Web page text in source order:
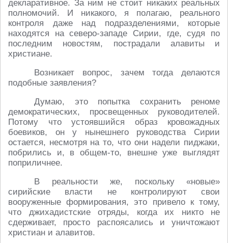
декларативное. За ним не стоит никаких реальных
полномочий. И никакого, я полагаю, реального
контроля даже над подразделениями, которые
находятся на северо-западе Сирии, где, судя по
последним новостям, пострадали алавиты и
христиане.
Возникает вопрос, зачем тогда делаются
подобные заявления?
Думаю, это попытка сохранить реноме
демократических, просвещенных руководителей.
Потому что устоявшийся образ кровожадных
боевиков, он у нынешнего руководства Сирии
остается, несмотря на то, что они надели пиджаки,
побрились и, в общем-то, внешне уже выглядят
поприличнее.
В реальности же, поскольку «новые»
сирийские власти не контролируют свои
вооруженные формирования, это привело к тому,
что джихадистские отряды, когда их никто не
сдерживает, просто распоясались и уничтожают
христиан и алавитов.